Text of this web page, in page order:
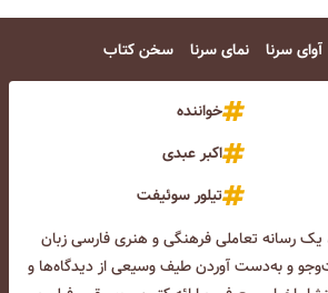
آوای سرنا نمای سرنا سخن کتاب
خواننده
اکبر عبدی
تیلور سوئیفت
یک رسانه تعاملی فرهنگی و هنری فارسی زبان
و به‌دست آوردن طیف وسیعی از دیدگاه‌ها و